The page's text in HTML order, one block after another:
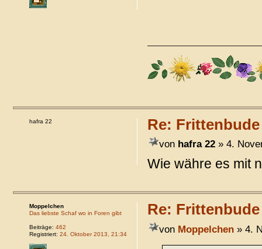
Re:
von hafra 22» 4.
Wie währe es mit
hafra 22
Re:
von Moppelchen» 4.
Moppelchen
Das liebste Schaf wo in Foren gibt
Beiträge: 462
Registriert: 24. Oktober 2013, 21:34